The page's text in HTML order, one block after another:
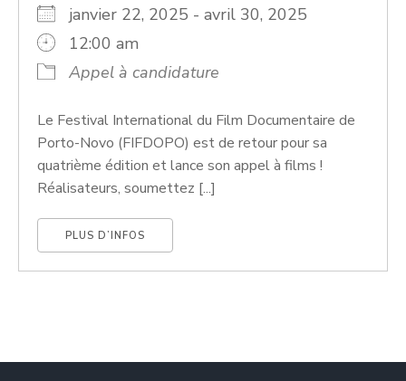
janvier 22, 2025 - avril 30, 2025
12:00 am
Appel à candidature
Le Festival International du Film Documentaire de
Porto-Novo (FIFDOPO) est de retour pour sa
quatrième édition et lance son appel à films !
Réalisateurs, soumettez [...]
PLUS D’INFOS